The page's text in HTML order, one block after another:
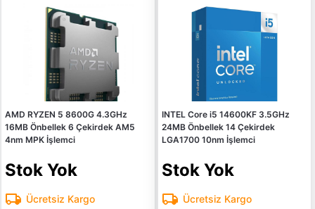
AMD RYZEN 5 8600G 4.3GHz
16MB Önbellek 6 Çekirdek AM5
4nm MPK İşlemci
Stok Yok
Ücretsiz Kargo
INTEL Core i5 14600KF 3.5GHz
24MB Önbellek 14 Çekirdek
LGA1700 10nm İşlemci
Stok Yok
Ücretsiz Kargo